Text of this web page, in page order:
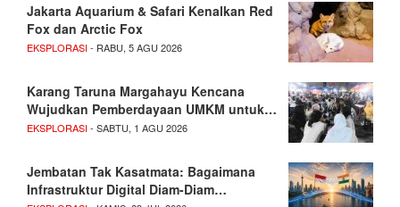
Jakarta Aquarium & Safari Kenalkan Red
Fox dan Arctic Fox
EKSPLORASI- RABU, 5 AGU 2026
Karang Taruna Margahayu Kencana
Wujudkan Pemberdayaan UMKM untuk…
EKSPLORASI- SABTU, 1 AGU 2026
Jembatan Tak Kasatmata: Bagaimana
Infrastruktur Digital Diam-Diam…